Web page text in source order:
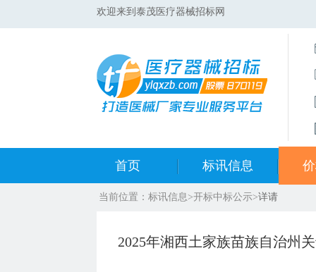
欢迎来到泰茂医疗器械招标网
首页 标讯信息
集采标讯动态
集采标讯项目 开
当前位置： 标讯信息>开标中标公示>详请
2025年湘西土家族苗族自治州